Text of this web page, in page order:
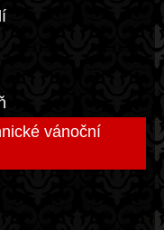
vánoční